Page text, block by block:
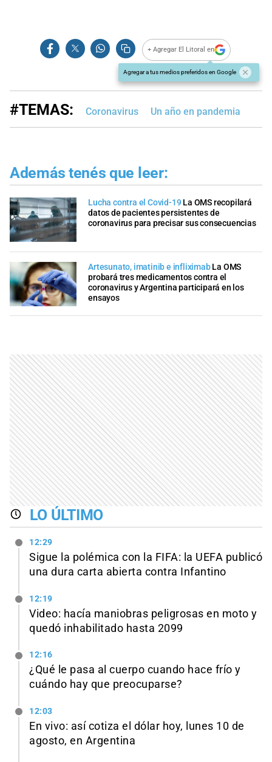
+ Agregar El Litoral en
Agregar a tus medios preferidos en Google
#TEMAS: Coronavirus Un año en pandemia
Además tenés que leer:
Lucha contra el Covid-19 La OMS recopilará
datos de pacientes persistentes de
coronavirus para precisar sus consecuencias
Artesunato, imatinib e infliximab La OMS
probará tres medicamentos contra el
coronavirus y Argentina participará en los
ensayos
LO ÚLTIMO
12:29
Sigue la polémica con la FIFA: la UEFA publicó
una dura carta abierta contra Infantino
12:19
Video: hacía maniobras peligrosas en moto y
quedó inhabilitado hasta 2099
12:16
¿Qué le pasa al cuerpo cuando hace frío y
cuándo hay que preocuparse?
12:03
En vivo: así cotiza el dólar hoy, lunes 10 de
agosto, en Argentina